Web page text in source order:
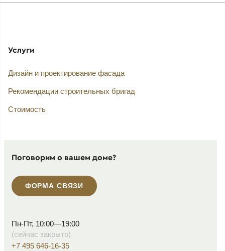
Услуги
Дизайн и проектирование фасада
Рекомендации строительных бригад
Стоимость
Поговорим о вашем доме?
ФОРМА СВЯЗИ
Пн-Пт, 10:00—19:00
(сейчас закрыто)
+7 495 646-16-35